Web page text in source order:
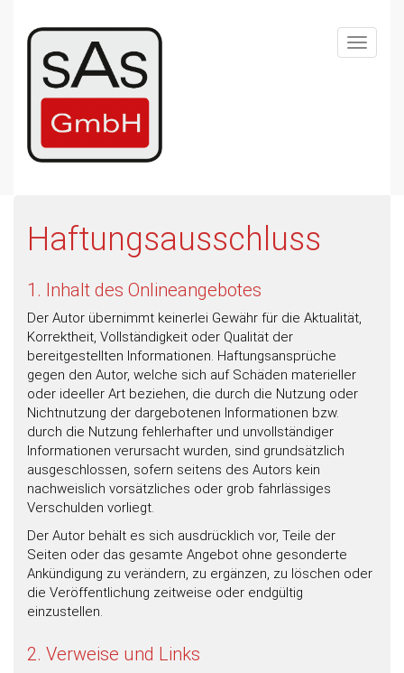
main
content
Toggle
Haftungsausschluss
1. Inhalt des Onlineangebotes
Der Autor übernimmt keinerlei Gewähr für die Aktualität,
Korrektheit, Vollständigkeit oder Qualität der
bereitgestellten Informationen. Haftungsansprüche
gegen den Autor, welche sich auf Schäden materieller
oder ideeller Art beziehen, die durch die Nutzung oder
Nichtnutzung der dargebotenen Informationen bzw.
durch die Nutzung fehlerhafter und unvollständiger
Informationen verursacht wurden, sind grundsätzlich
ausgeschlossen, sofern seitens des Autors kein
nachweislich vorsätzliches oder grob fahrlässiges
Verschulden vorliegt.
Der Autor behält es sich ausdrücklich vor, Teile der
Seiten oder das gesamte Angebot ohne gesonderte
Ankündigung zu verändern, zu ergänzen, zu löschen oder
die Veröffentlichung zeitweise oder endgültig
einzustellen.
2. Verweise und Links